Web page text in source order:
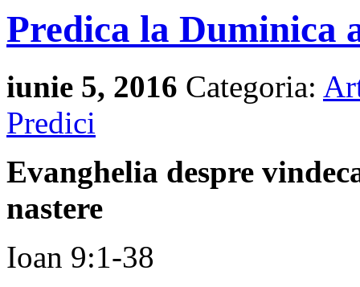
Predica la Duminica
iunie 5, 2016 Categoria:
Predici
Evanghelia despre
nastere
Ioan 9:1-38